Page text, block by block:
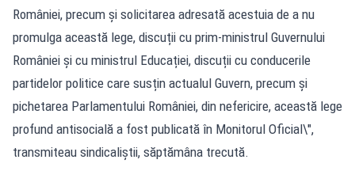
României, precum și solicitarea adresată acestuia de a nu
promulga această lege, discuții cu prim-ministrul Guvernului
României și cu ministrul Educației, discuții cu conducerile
partidelor politice care susțin actualul Guvern, precum și
pichetarea Parlamentului României, din nefericire, această lege
profund antisocială a fost publicată în Monitorul Oficial\",
transmiteau sindicaliștii, săptămâna trecută.